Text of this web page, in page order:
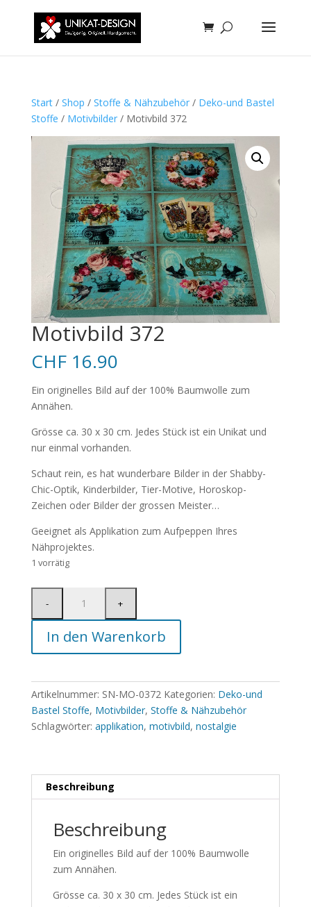
Start/ Shop / Stoffe & Nähzubehör/ Deko-und Bastel
Stoffe / Motivbilder/ Motivbild 372
Motivbild 372
CHF16.90
Ein originelles Bild auf der 100% Baumwolle zum
Annähen.
Grösse ca. 30 x 30 cm. Jedes Stück ist ein Unikat und
nur einmal vorhanden.
Schaut rein, es hat wunderbare Bilder in der Shabby-
Chic-Optik, Kinderbilder, Tier-Motive, Horoskop-
Zeichen oder Bilder der grossen Meister…
Geeignet als Applikation zum Aufpeppen Ihres
Nähprojektes.
1 vorrätig
In den Warenkorb
Artikelnummer: SN-MO-0372 Kategorien: Deko-und
Bastel Stoffe, Motivbilder, Stoffe & Nähzubehör
Schlagwörter: applikation, motivbild, nostalgie
Beschreibung
Beschreibung
Ein originelles Bild auf der 100% Baumwolle
zum Annähen.
Grösse ca. 30 x 30 cm. Jedes Stück ist ein